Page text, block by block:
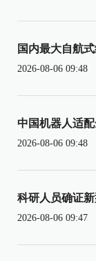
国内最大自航
2026-08-06 09:48
中国机器人适
2026-08-06 09:48
科研人员确证
2026-08-06 09:47